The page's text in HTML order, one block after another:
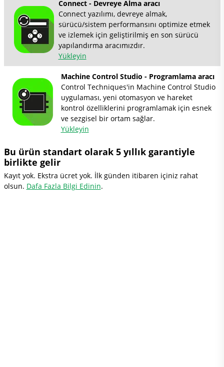
Connect - Devreye Alma aracı
Connect yazılımı, devreye almak,
sürücü/sistem performansını optimize etmek
ve izlemek için geliştirilmiş en son sürücü
yapılandırma aracımızdır.
Yükleyin
Machine Control Studio - Programlama aracı
Control Techniques'in Machine Control Studio
uygulaması, yeni otomasyon ve hareket
kontrol özelliklerini programlamak için esnek
ve sezgisel bir ortam sağlar.
Yükleyin
Bu ürün standart olarak 5 yıllık garantiyle
birlikte gelir
Kayıt yok. Ekstra ücret yok. İlk günden itibaren içiniz rahat
olsun. Dafa Fazla Bilgi Edinin.